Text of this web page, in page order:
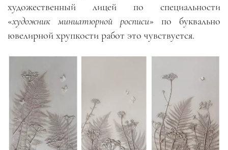
художественный лицей по специальности
«художник миниатюрной росписи» по буквально
ювелирной хрупкости работ это чувствуется.